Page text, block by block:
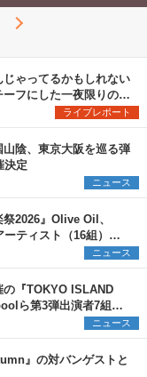
ゃってるかもしれない
フにした一夜限りのス
ート
ライブレポート
陰、東京大阪を巡る弾
決定
ニュース
2026』Olive Oil、
ティスト（16組）を
ニュース
の『TOKYO ISLAND
ら第3弾出演者7組を
ト出展者を募集ニュース
』の対バンゲストと